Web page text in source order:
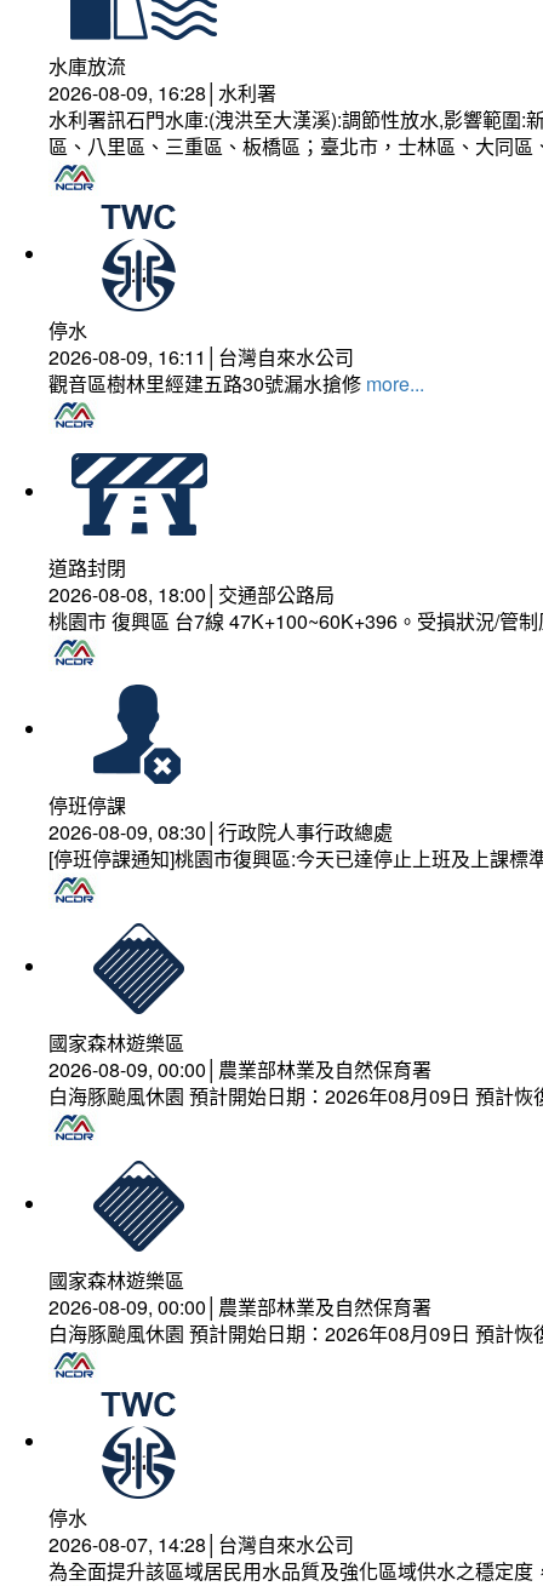
水庫放流
2026-08-09, 16:28│水利署
水利署訊石門水庫:(洩洪至大漢溪):調節性放水,影響範圍
區、八里區、三重區、板橋區；臺北市，士林區、大同
停水
2026-08-09, 16:11│台灣自來水公司
觀音區樹林里經建五路30號漏水搶修 more...
道路封閉
2026-08-08, 18:00│交通部公路局
桃園市 復興區 台7線 47K+100~60K+396。受損狀況/管
停班停課
2026-08-09, 08:30│行政院人事行政總處
[停班停課通知]桃園市復興區:今天已達停止上班及上課
國家森林遊樂區
2026-08-09, 00:00│農業部林業及自然保育署
白海豚颱風休園 預計開始日期：2026年08月09日 預計
國家森林遊樂區
2026-08-09, 00:00│農業部林業及自然保育署
白海豚颱風休園 預計開始日期：2026年08月09日 預計
停水
2026-08-07, 14:28│台灣自來水公司
為全面提升該區域居民用水品質及強化區域供水之穩定